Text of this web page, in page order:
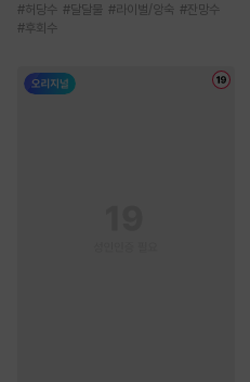
#허당수 #달달물 #라이벌/앙숙 #잔망수
#후회수